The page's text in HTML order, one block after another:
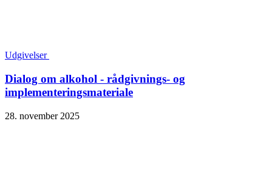
Udgivelser
Dialog om alkohol - rådgivnings- og
implementerings­materiale
28. november 2025